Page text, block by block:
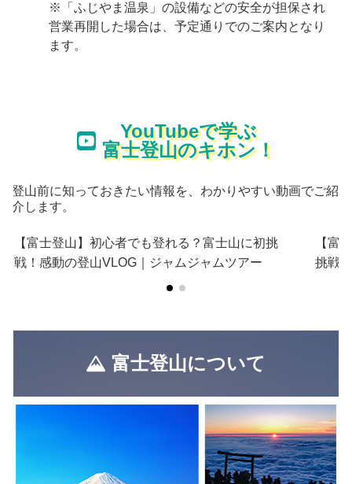
※「ふじやま温泉」の設備などの安全が担保され
営業再開した場合は、予定通りでのご案内となり
ます。
YouTubeで学ぶ
富士登山のキホン！
登山前に知っておきたい情報を、わかりやすい動画でご紹
介します。
【富士登山】初心者でも登れる？富士山に初挑
戦！感動の登山VLOG｜ジャムジャムツアー
【富
挑戦
富士登山について